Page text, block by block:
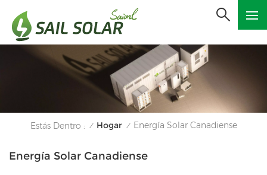
Estás Dentro : / Hogar / Energía Solar Canadiense
Energía Solar Canadiense